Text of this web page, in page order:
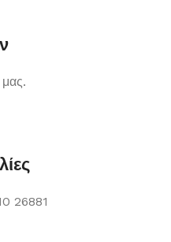
26881